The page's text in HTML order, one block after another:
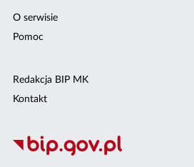
O serwisie
Pomoc
Redakcja BIP MK
Kontakt